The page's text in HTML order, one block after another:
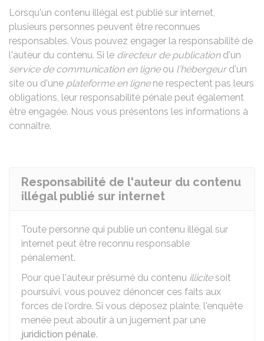
Lorsqu'un contenu illégal est publié sur internet,
plusieurs personnes peuvent être reconnues
responsables. Vous pouvez engager la responsabilité de
l'auteur du contenu. Si le directeur de publicationd'un
service de communication en ligneou l'hébergeurd'un
site ou d'une plateforme en lignene respectent pas leurs
obligations, leur responsabilité pénale peut également
être engagée. Nous vous présentons les informations à
connaître.
Responsabilité de l'auteur du contenu
illégal publié sur internet
Toute personne qui publie un contenu illégal sur
internet peut être reconnu responsable
pénalement.
Pour que l'auteur présumé du contenu illicitesoit
poursuivi, vous pouvez dénoncer ces faits aux
forces de l'ordre. Si vous déposez plainte, l'enquête
menée peut aboutir à un jugement par une
juridiction pénale.